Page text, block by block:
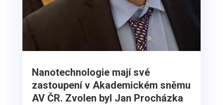
Nanotechnologie mají své
zastoupení v Akademickém sněmu
AV ČR. Zvolen byl Jan Procházka